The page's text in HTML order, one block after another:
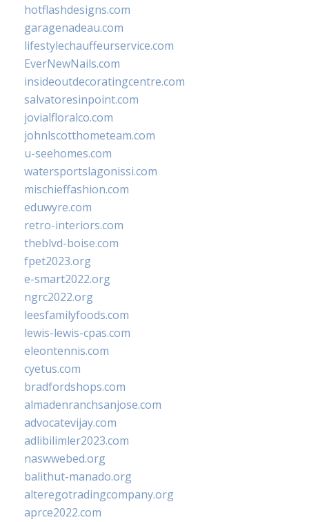
hotflashdesigns.com
garagenadeau.com
lifestylechauffeurservice.com
EverNewNails.com
insideoutdecoratingcentre.com
salvatoresinpoint.com
jovialfloralco.com
johnlscotthometeam.com
u-seehomes.com
watersportslagonissi.com
mischieffashion.com
eduwyre.com
retro-interiors.com
theblvd-boise.com
fpet2023.org
e-smart2022.org
ngrc2022.org
leesfamilyfoods.com
lewis-lewis-cpas.com
eleontennis.com
cyetus.com
bradfordshops.com
almadenranchsanjose.com
advocatevijay.com
adlibilimler2023.com
naswwebed.org
balithut-manado.org
alteregotradingcompany.org
aprce2022.com